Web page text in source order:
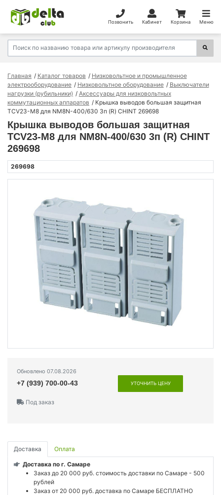
Позвонить Кабинет Корзина Меню
Главная Каталог товаров
Низковольтное и промышленное
электрооборудование
Низковольтное оборудование
Выключатели
нагрузки (рубильники)
Аксессуары для низковольтных
коммутационных аппаратов
Крышка выводов большая защитная
TCV23-M8 для NM8N-400/630 3п (R) CHINT 269698
Крышка выводов большая защитная
TCV23-M8 для NM8N-400/630 3п (R) CHINT
269698
269698
Обновлено 07.08.2026
+7 (939) 700-00-43 УТОЧНИТЬ ЦЕНУ
Под заказ
Доставка Оплата
Доставка по г. Самаре
Заказ до 20 000 руб. стоимость доставки по Самаре - 500
рублей
Заказ от 20 000 руб. доставка по Самаре БЕСПЛАТНО